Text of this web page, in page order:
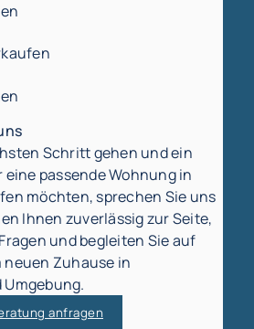
Schritt gehen und ein
eine passende Wohnung in
möchten, sprechen Sie uns
Ihnen zuverlässig zur Seite,
und begleiten Sie auf
neuen Zuhause in
anfragen